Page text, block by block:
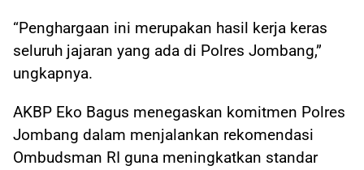
“Penghargaan ini merupakan hasil kerja keras
seluruh jajaran yang ada di Polres Jombang,”
ungkapnya.
AKBP Eko Bagus menegaskan komitmen Polres
Jombang dalam menjalankan rekomendasi
Ombudsman RI guna meningkatkan standar